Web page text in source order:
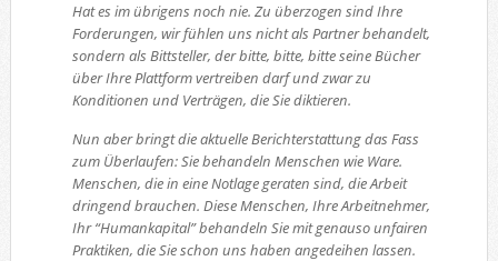
Hat es im übrigens noch nie. Zu überzogen sind Ihre
Forderungen, wir fühlen uns nicht als Partner behandelt,
sondern als Bittsteller, der bitte, bitte, bitte seine Bücher
über Ihre Plattform vertreiben darf und zwar zu
Konditionen und Verträgen, die Sie diktieren.
Nun aber bringt die aktuelle Berichterstattung das Fass
zum Überlaufen: Sie behandeln Menschen wie Ware.
Menschen, die in eine Notlage geraten sind, die Arbeit
dringend brauchen. Diese Menschen, Ihre Arbeitnehmer,
Ihr “Humankapital” behandeln Sie mit genauso unfairen
Praktiken, die Sie schon uns haben angedeihen lassen.